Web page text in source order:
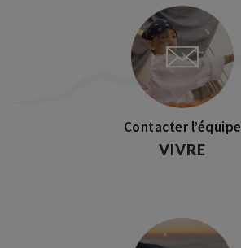
Contacter l’équipe
VIVRE